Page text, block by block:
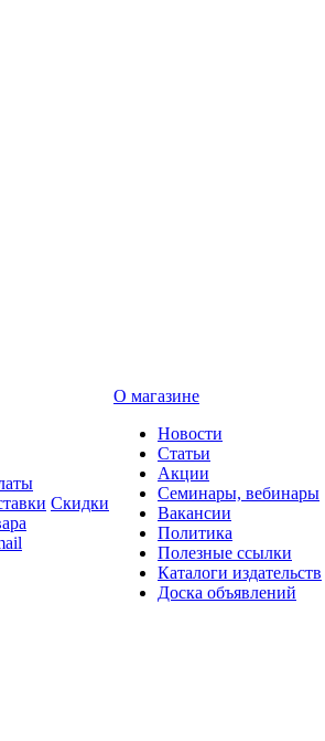
Скидки
О магазине
Новости
Статьи
Акции
Семинары, вебинары
Вакансии
Политика
Полезные ссылки
Каталоги издательств
Доска объявлений